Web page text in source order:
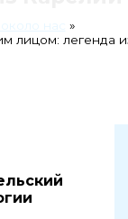
нас
лицом: легенда